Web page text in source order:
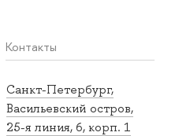
Контакты
Санкт-Петербург,
Васильевский остров,
25-я линия, 6, корп. 1